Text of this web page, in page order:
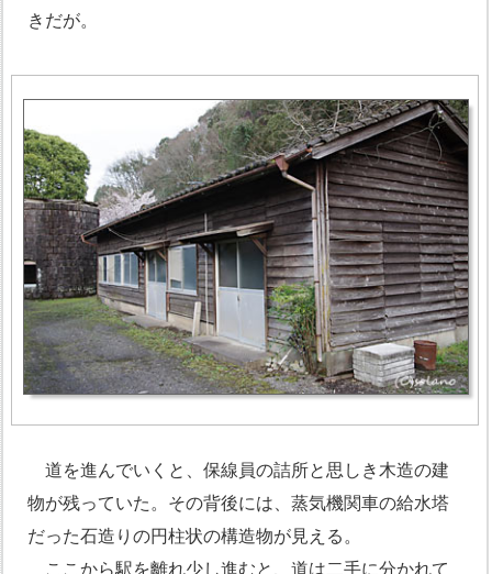
きだが。
道を進んでいくと、保線員の詰所と思しき木造の建
物が残っていた。その背後には、蒸気機関車の給水塔
だった石造りの円柱状の構造物が見える。
ここから駅を離れ少し進むと、道は二手に分かれて